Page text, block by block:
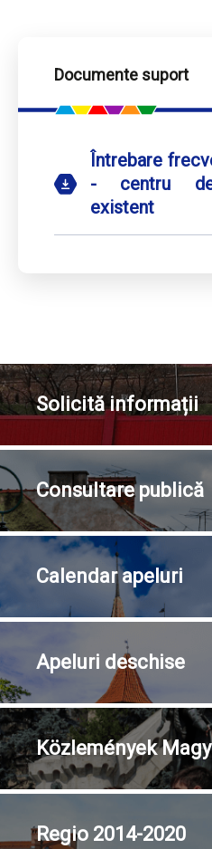
Documente suport
Întrebare
- centru de
existent
Solicităinformații
Consultarepublică
Calendarapeluri
Apeluri deschise
Közlemények
Regio 2014-2020